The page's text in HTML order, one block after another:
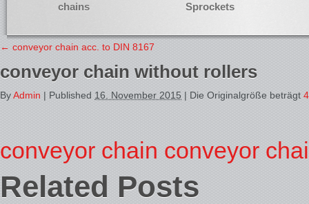
chains Sprockets
← conveyor chain acc. to DIN 8167
conveyor chain without rollers
ByAdmin | Published 16. November 2015 | Die Originalgröße beträgt
conveyor chain conveyor
Related Posts